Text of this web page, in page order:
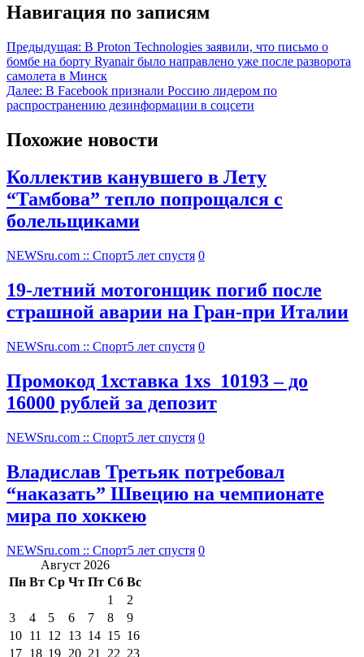
Навигация по записям
Предыдущая: В Proton Technologies заявили, что письмо о
бомбе на борту Ryanair было направлено уже после разворота
самолета в Минск
Далее: В Facebook признали Россию лидером по
распространению дезинформации в соцсети
Похожие новости
Коллектив канувшего в Лету
“Тамбова” тепло попрощался с
болельщиками
NEWSru.com :: Спорт5 лет спустя 0
19-летний мотогонщик погиб после
страшной аварии на Гран-при Италии
NEWSru.com :: Спорт5 лет спустя 0
Промокод 1хставка 1xs_10193 – до
16000 рублей за депозит
NEWSru.com :: Спорт5 лет спустя 0
Владислав Третьяк потребовал
“наказать” Швецию на чемпионате
мира по хоккею
NEWSru.com :: Спорт5 лет спустя 0
Август 2026
Пн Вт Ср Чт Пт Сб Вс
1
2
3
4 5 6 7 8
9
10 11 12 13 14 15 16
17 18 19 20 21 22 23